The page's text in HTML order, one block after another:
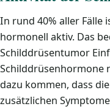
In rund 40% aller Fälle
hormonell aktiv. Das
Schilddrüsentumor
Schilddrüsenhormone
dazu kommen, dass
zusätzlichen